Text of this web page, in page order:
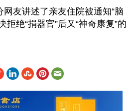
友讲述了亲友住院被通知“脑
拒绝“捐器官”后又“神奇康复”的